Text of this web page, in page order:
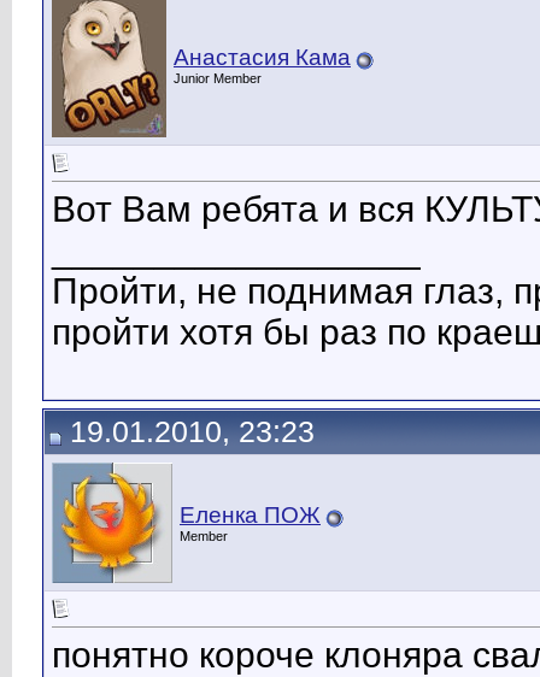
Анастасия Кама
Junior Member
Вот Вам ребята и вся
Пройти, не поднимая глаз,
пройти хотя бы раз по
19.01.2010, 23:23
Еленка ПОЖ
Member
понятно короче клоняра